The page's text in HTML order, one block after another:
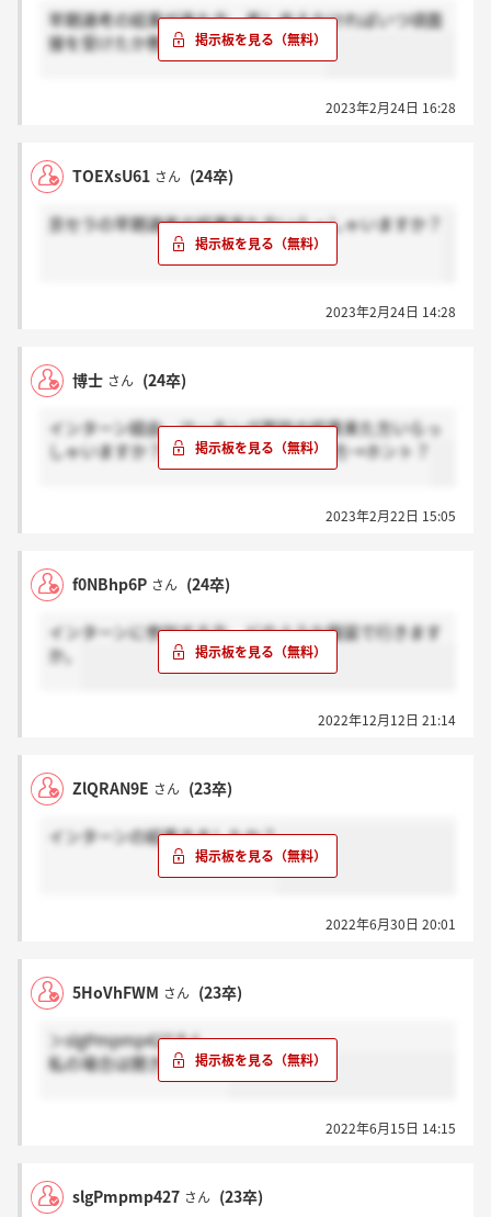
早期選考の結果が来た方、差し支えなければいつ頃面
接を受けたか教えていただけますか？
2023年2月24日 16:28
TOEXsU61 さん (24卒)
京セラの早期選考の結果来た方いらっしゃいますか？
2023年2月24日 14:28
博士 さん (24卒)
インターン経由、マッチング面談の結果来た方いらっ
しゃいますか？来た方→感謝 来てない方→ホント？
2023年2月22日 15:05
f0NBhp6P さん (24卒)
インターンに参加する方、どのような服装で行きます
か。
2022年12月12日 21:14
ZlQRAN9E さん (23卒)
インターンの結果きましたか？
2022年6月30日 20:01
5HoVhFWM さん (23卒)
＞slgPmpmp427さん
私の場合は開きました。
2022年6月15日 14:15
slgPmpmp427 さん (23卒)